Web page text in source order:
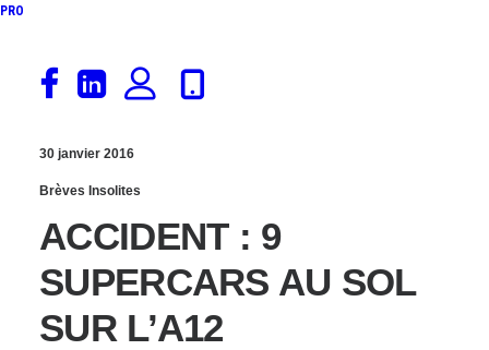
PRO
30 janvier 2016
Brèves Insolites
ACCIDENT : 9
SUPERCARS AU SOL
SUR L’A12